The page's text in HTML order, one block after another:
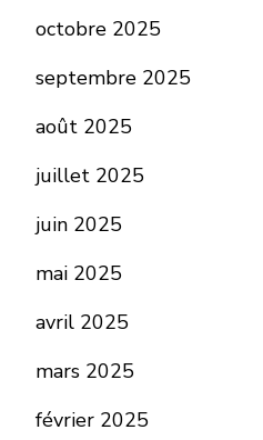
octobre 2025
septembre 2025
août 2025
juillet 2025
juin 2025
mai 2025
avril 2025
mars 2025
février 2025